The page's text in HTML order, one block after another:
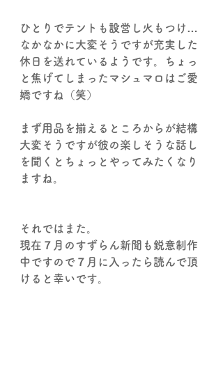
ひとりでテントも設営し火もつけ…
なかなかに大変そうですが充実した
休日を送れているようです。ちょっ
と焦げてしまったマシュマロはご愛
嬌ですね（笑）
まず用品を揃えるところからが結構
大変そうですが彼の楽しそうな話し
を聞くとちょっとやってみたくなり
ますね。
それではまた。
現在７月のすずらん新聞も鋭意制作
中ですので７月に入ったら読んで頂
けると幸いです。